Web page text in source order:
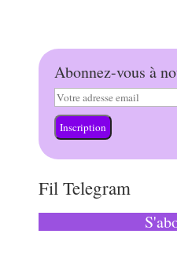
Abonnez-vous à
Inscription
Fil Telegram